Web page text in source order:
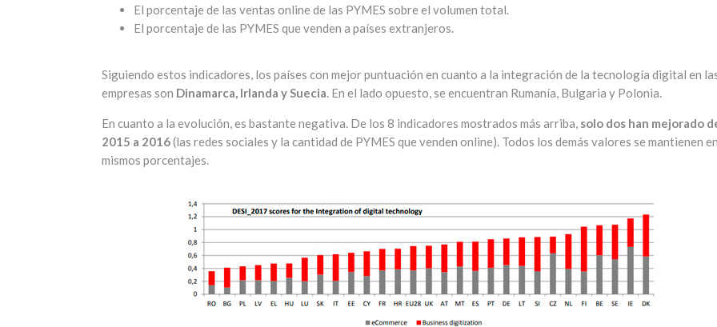
El porcentaje de las ventas online de las PYMES sobre el volumen total.
El porcentaje de las PYMES que venden a países extranjeros.
Siguiendo estos indicadores, los países con mejor puntuación en cuanto a la integración de la tecnología digital en
empresas son Dinamarca, Irlanda y Suecia. En el lado opuesto, se encuentran Rumanía, Bulgaria y Polonia.
En cuanto a la evolución, es bastante negativa. De los 8 indicadores mostrados más arriba, solo dos han mejorado
2015 a 2016(las redes sociales y la cantidad de PYMES que venden online). Todos los demás valores se mantienen
mismos porcentajes.